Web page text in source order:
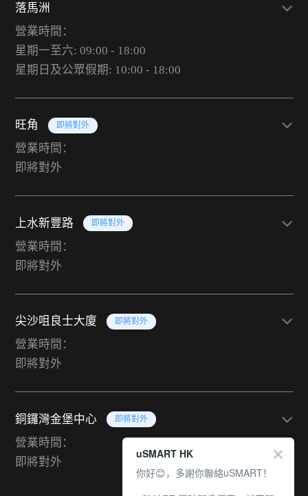
落馬洲
營業時間：
星期一至六: 09:00 - 18:00
星期日及公眾假期: 10:00 - 18:00
旺角 即將對外
營業時間：
即將對外
上水新豐路 即將對外
營業時間：
即將對外
尖沙咀良士大廈 即將對外
營業時間：
即將對外
銅鑼灣金堡中心 即將對外
營業時間：
即將對外
uSMART HK
你好😊，多謝你聯絡uSMART！